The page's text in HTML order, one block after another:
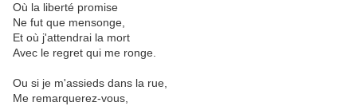
Où la liberté promise
Ne fut que mensonge,
Et où j'attendrai la mort
Avec le regret qui me ronge.
Ou si je m'assieds dans la rue,
Me remarquerez-vous,